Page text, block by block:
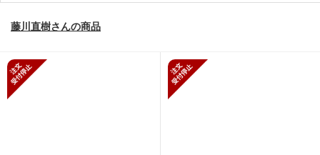
藤川直樹さんの商品